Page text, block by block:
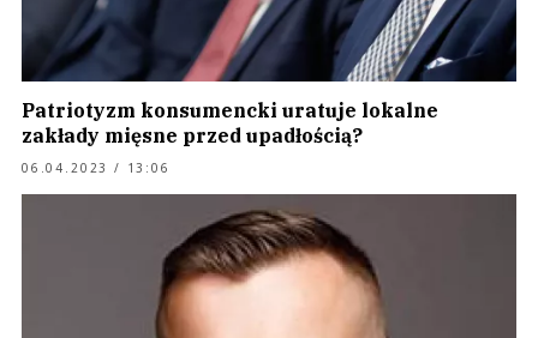
Patriotyzm konsumencki uratuje lokalne
zakłady mięsne przed upadłością?
06.04.2023 / 13:06